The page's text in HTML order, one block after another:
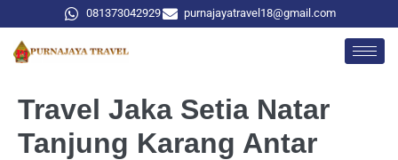
081373042929 purnajayatravel18@gmail.com
Travel Jaka Setia Natar
Tanjung Karang Antar